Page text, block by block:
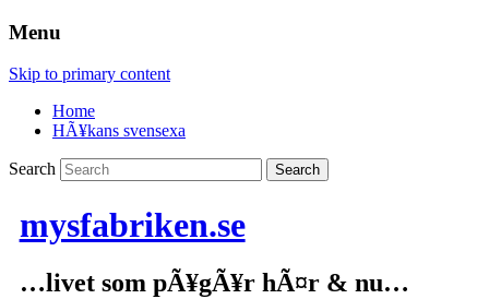
Menu
Skip to primary content
Home
HÃ¥kans svensexa
Search
mysfabriken.se
…livet som pÃ¥gÃ¥r hÃ¤r & nu…